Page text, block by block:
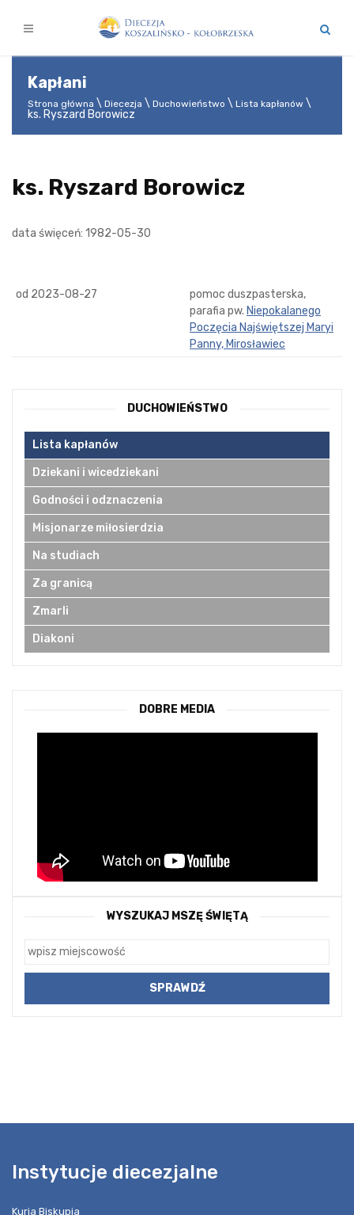
Kapłani
Strona główna Diecezja Duchowieństwo Lista kapłanów
ks. Ryszard Borowicz
ks. Ryszard Borowicz
data święceń: 1982-05-30
od 2023-08-27
pomoc duszpasterska,
parafia pw. Niepokalanego
Poczęcia Najświętszej Maryi
Panny, Mirosławiec
DUCHOWIEŃSTWO
Lista kapłanów
Dziekani i wicedziekani
Godności i odznaczenia
Misjonarze miłosierdzia
Na studiach
Za granicą
Zmarli
Diakoni
DOBRE MEDIA
WYSZUKAJ MSZĘ ŚWIĘTĄ
Instytucje diecezjalne
Kuria Biskupia